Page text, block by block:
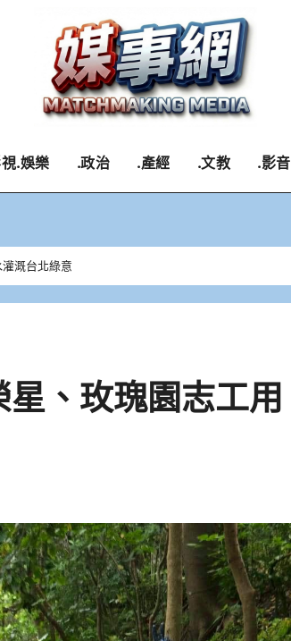
.娛樂 .政治 .產經 .文教 .影音
溉台北綠意
、玫瑰園志工用